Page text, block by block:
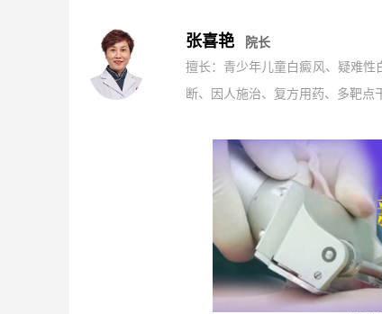
张喜艳
院长
擅长：青少年儿童白癜风、疑难
断、因人施治、复方用药、多靶点